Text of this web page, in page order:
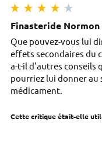
Finasteride Normon
Que pouvez-vous lui
effets secondaires du
a-t-il d'autres conseils
pourriez lui donner au
médicament.
Cette critique était-elle